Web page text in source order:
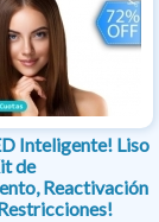
Inteligente! Liso
de
Reactivación